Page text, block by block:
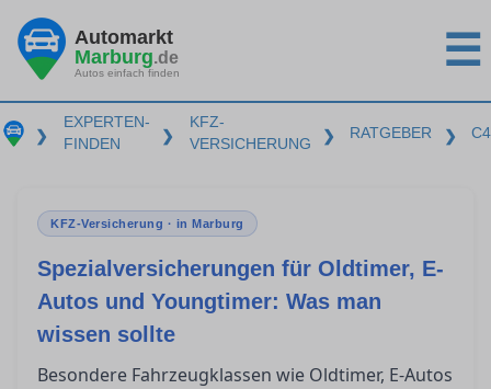
Automarkt
Marburg.de
Autos einfach finden ☰
❯
EXPERTEN-
FINDEN
❯
KFZ-
VERSICHERUNG
❯ RATGEBER ❯
KFZ-Versicherung · in Marburg
Spezialversicherungen für Oldtimer, E-
Autos und Youngtimer: Was man
wissen sollte
Besondere Fahrzeugklassen wie Oldtimer, E-Autos